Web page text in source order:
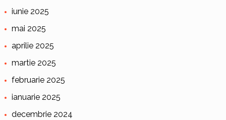
iunie 2025
mai 2025
aprilie 2025
martie 2025
februarie 2025
ianuarie 2025
decembrie 2024